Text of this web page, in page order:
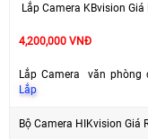
Lắp Camera KBvision Giá
4,200,000 VNĐ
Lắp Camera văn phòng
Lắp
Bộ Camera HIKvision Giá